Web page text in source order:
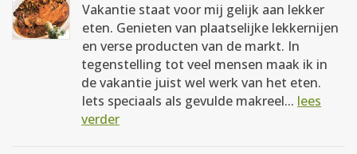
Vakantie staat voor mij gelijk aan lekker
eten. Genieten van plaatselijke lekkernijen
en verse producten van de markt. In
tegenstelling tot veel mensen maak ik in
de vakantie juist wel werk van het eten.
Iets speciaals als gevulde makreel... lees
verder